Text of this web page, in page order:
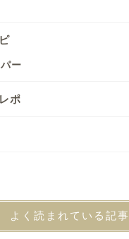
ー
ポ
よく読まれている記事